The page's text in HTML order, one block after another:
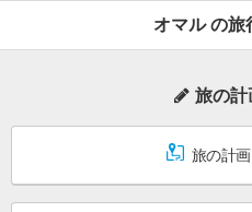
オマル の旅
旅の計
旅の計